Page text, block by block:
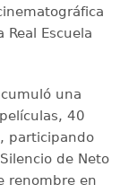
Escuela
una
40
participando
de Neto
renombre en